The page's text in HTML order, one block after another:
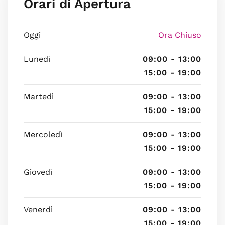
Orari di Apertura
Oggi Ora Chiuso
Lunedì
09:00 - 13:00
15:00 - 19:00
Martedì
09:00 - 13:00
15:00 - 19:00
Mercoledì
09:00 - 13:00
15:00 - 19:00
Giovedì
09:00 - 13:00
15:00 - 19:00
Venerdì
09:00 - 13:00